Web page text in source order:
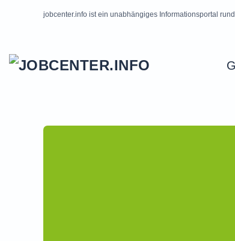
jobcenter.info ist ein unabhängiges Informationsportal